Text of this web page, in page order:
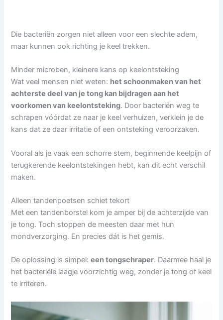
Die bacteriën zorgen niet alleen voor een slechte adem,
maar kunnen ook richting je keel trekken.
Minder microben, kleinere kans op keelontsteking
Wat veel mensen niet weten: het schoonmaken van het
achterste deel van je tong kan bijdragen aan het
voorkomen van keelontsteking. Door bacteriën weg te
schrapen vóórdat ze naar je keel verhuizen, verklein je de
kans dat ze daar irritatie of een ontsteking veroorzaken.
Vooral als je vaak een schorre stem, beginnende keelpijn of
terugkerende keelontstekingen hebt, kan dit echt verschil
maken.
Alleen tandenpoetsen schiet tekort
Met een tandenborstel kom je amper bij de achterzijde van
je tong. Toch stoppen de meesten daar met hun
mondverzorging. En precies dát is het gemis.
De oplossing is simpel:een tongschraper. Daarmee haal je
het bacteriële laagje voorzichtig weg, zonder je tong of keel
te irriteren.